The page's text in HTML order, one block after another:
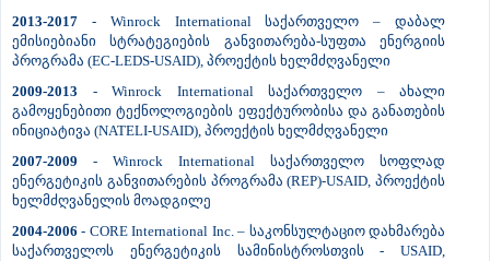
2013-2017 - Winrock International საქართველო – დაბალ
ემისიებიანი სტრატეგიების განვითარება-სუფთა ენერგიის
პროგრამა (EC-LEDS-USAID), პროექტის ხელმძღვანელი
2009-2013 - Winrock International საქართველო – ახალი
გამოყენებითი ტექნოლოგიების ეფექტურობისა და განათების
ინიციატივა (NATELI-USAID), პროექტის ხელმძღვანელი
2007-2009 - Winrock International საქართველო სოფლად
ენერგეტიკის განვითარების პროგრამა (REP)-USAID, პროექტის
ხელმძღვანელის მოადგილე
2004-2006 - CORE International Inc. – საკონსულტაციო დახმარება
საქართველოს ენერგეტიკის სამინისტროსთვის - USAID,